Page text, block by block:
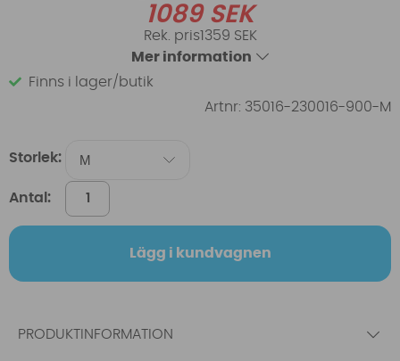
1089SEK
1359 SEK
Mer information
Finns i lager/butik
Artnr: 35016-230016-900-M
Storlek:
Antal:
Lägg i kundvagnen
PRODUKTINFORMATION